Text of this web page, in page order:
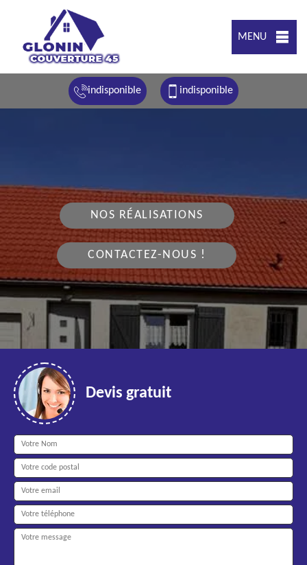
MENU
indisponible indisponible
NOS RÉALISATIONS
CONTACTEZ-NOUS !
Devis gratuit